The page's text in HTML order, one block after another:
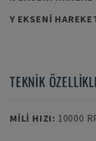
Y EKSENI
TEKNIK
MILI HIZI: 10000